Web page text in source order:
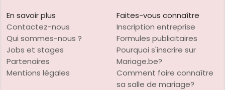
En savoir plus
Contactez-nous
Qui sommes-nous ?
Jobs et stages
Partenaires
Mentions légales
Faites-vous connaître
Inscription entreprise
Formules publicitaires
Pourquoi s'inscrire sur
Mariage.be?
Comment faire connaître
sa salle de mariage?